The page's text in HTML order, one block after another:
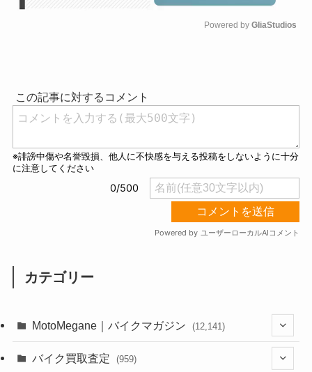
Powered by GliaStudios
カテゴリー
MotoMegane｜バイクマガジン (12,141)
バイク買取査定 (959)